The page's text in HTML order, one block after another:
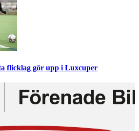
flicklag gör upp i Luxcuper